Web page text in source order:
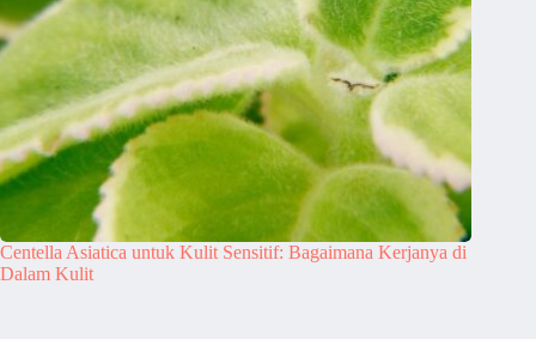
Centella Asiatica untuk Kulit Sensitif: Bagaimana Kerjanya di
Dalam Kulit